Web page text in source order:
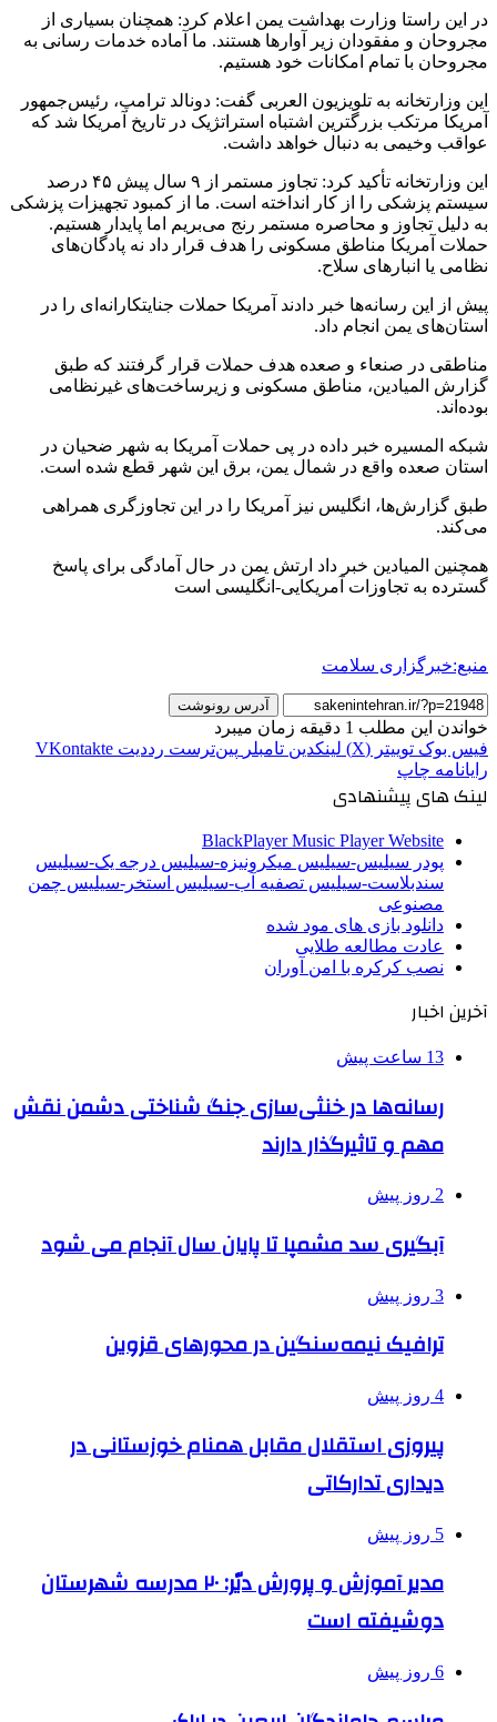
در این راستا وزارت بهداشت یمن اعلام کرد: همچنان بسیاری از
مجروحان و مفقودان زیر آوارها هستند. ما آماده خدمات رسانی به
مجروحان با تمام امکانات خود هستیم.
این وزارتخانه به تلویزیون العربی گفت: دونالد ترامپ، رئیس‌جمهور
آمریکا مرتکب بزرگترین اشتباه استراتژیک در تاریخ آمریکا شد که
عواقب وخیمی به دنبال خواهد داشت.
این وزارتخانه تأکید کرد: تجاوز مستمر از ۹ سال پیش ۴۵ درصد
سیستم پزشکی را از کار انداخته است. ما از کمبود تجهیزات پزشکی
به دلیل تجاوز و محاصره مستمر رنج می‌بریم اما پایدار هستیم.
حملات آمریکا مناطق مسکونی را هدف قرار داد نه پادگان‌های
نظامی یا انبارهای سلاح.
پیش از این رسانه‌ها خبر دادند آمریکا حملات جنایتکارانه‌ای را در
استان‌های یمن انجام داد.
مناطقی در صنعاء و صعده هدف حملات قرار گرفتند که طبق
گزارش المیادین، مناطق مسکونی و زیرساخت‌های غیرنظامی
بوده‌اند.
شبکه المسیره خبر داده در پی حملات آمریکا به شهر ضحیان در
استان صعده واقع در شمال یمن، برق این شهر قطع شده است.
طبق گزارش‌ها، انگلیس نیز آمریکا را در این تجاوزگری همراهی
می‌کند.
همچنین المیادین خبر داد ارتش یمن در حال آمادگی برای پاسخ
گسترده به تجاوزات آمریکایی-انگلیسی است
منبع:خبرگزاری سلامت
آدرس رونوشت
خواندن این مطلب 1 دقیقه زمان میبرد
فیس بوک توییتر (X) لینکدین ‫تامبلر ‫پین‌ترست ‫رددیت ‫VKontakte
رایانامه چاپ
لینک های پیشنهادی
BlackPlayer Music Player Website
پودر سیلیس-سیلیس میکرونیزه-سیلیس درجه یک-سیلیس
سندبلاست-سیلیس تصفیه آب-سیلیس استخر-سیلیس چمن
مصنوعی
دانلود بازی های مود شده
عادت مطالعه طلایی
نصب کرکره با امن آوران
آخرین اخبار
13 ساعت پیش
رسانه‌ها در خنثی‌سازی جنگ شناختی دشمن نقش‌
مهم و تاثیرگذار دارند
2 روز پیش
آبگیری سد مشمپا تا پایان سال آنجام می شود
3 روز پیش
ترافیک نیمه‌سنگین در محورهای قزوین
4 روز پیش
پیروزی استقلال مقابل همنام خوزستانی در
دیداری تدارکاتی
5 روز پیش
مدیر آموزش و پرورش دیّر: ۲۰ مدرسه شهرستان
دوشیفته است
6 روز پیش